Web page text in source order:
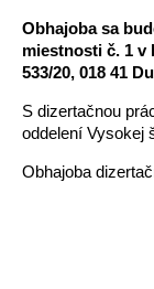
Obhajoba sa
miestnosti č. 1 v
533/20, 018 41
S dizertačnou
oddelení Vysokej
Obhajoba